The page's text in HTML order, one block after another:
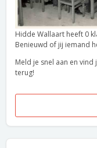
Hidde Wallaart heeft 0
Benieuwd of jij iemand
Meld je snel aan en
terug!